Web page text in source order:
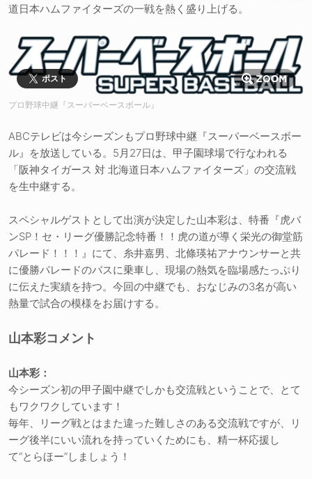
道日本ハムファイターズの一戦を熱く盛り上げる。
ポスト
プロ野球中継『スーパーベースボール』
ABCテレビは今シーズンもプロ野球中継『スーパーベースボー
ル』を放送している。5月27日は、甲子園球場で行なわれる
「阪神タイガース 対 北海道日本ハムファイターズ」の交流戦
を生中継する。
スペシャルゲストとして出演が決定した山本彩は、特番『虎バ
ンSP！セ・リーグ優勝記念特番！！虎の道が導く栄光の御堂筋
パレード！！！』にて、糸井嘉男、北條瑛祐アナウンサーと共
に優勝パレードのバスに乗車し、現場の熱気を臨場感たっぷり
に伝えた実績を持つ。今回の中継でも、おなじみの3名が高い
熱量で試合の模様をお届けする。
山本彩コメント
山本彩：
今シーズン初の甲子園中継でしかも交流戦ということで、とて
もワクワクしています！
毎年、リーグ戦とはまた違った難しさのある交流戦ですが、リ
ーグ後半にいい流れを持っていくためにも、精一杯応援し
て“とらほー”しましょう！